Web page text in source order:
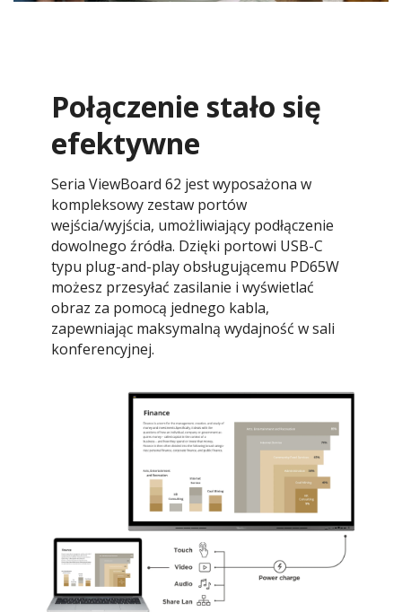
Połączenie stało się
efektywne
Seria ViewBoard 62 jest wyposażona w
kompleksowy zestaw portów
wejścia/wyjścia, umożliwiający podłączenie
dowolnego źródła. Dzięki portowi USB-C
typu plug-and-play obsługującemu PD65W
możesz przesyłać zasilanie i wyświetlać
obraz za pomocą jednego kabla,
zapewniając maksymalną wydajność w sali
konferencyjnej.